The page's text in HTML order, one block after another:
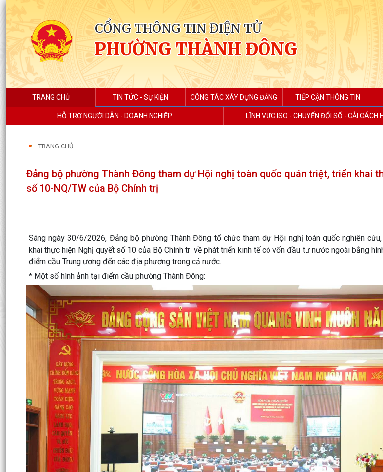
CỔNG THÔNG TIN ĐIỆN TỬ
PHƯỜNG THÀNH ĐÔNG
TRANG CHỦ TIN TỨC - SỰ KIỆN CÔNG TÁC XÂY DỰNG ĐẢNG TIẾP CẬN THÔNG TIN
HỖ TRỢ NGƯỜI DÂN - DOANH NGHIỆP LĨNH VỰC ISO - CHUYỂN ĐỔI SỐ - CẢI CÁCH
TRANG CHỦ
Đảng bộ phường Thành Đông tham dự Hội nghị toàn quốc quán triệt, triển khai
số 10-NQ/TW của Bộ Chính trị
Sáng ngày 30/6/2026, Đảng bộ phường Thành Đông tổ chức tham dự Hội nghị toàn quốc nghiên
khai thực hiện Nghị quyết số 10 của Bộ Chính trị về phát triển kinh tế có vốn đầu tư nước ngoài bằng
điểm cầu Trung ương đến các địa phương trong cả nước.
* Một số hình ảnh tại điểm cầu phường Thành Đông: